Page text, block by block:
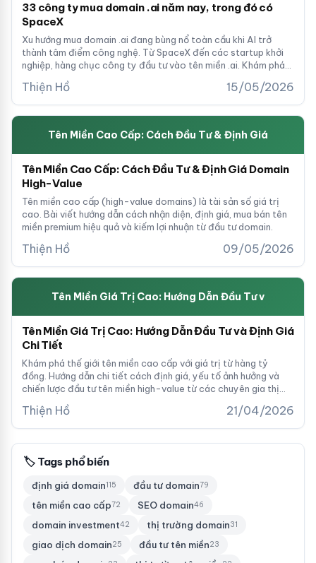
33 công ty mua domain .ai năm nay, trong đó có
SpaceX
Xu hướng mua domain .ai đang bùng nổ toàn cầu khi AI trở
thành tâm điểm công nghệ. Từ SpaceX đến các startup khởi
nghiệp, hàng chục công ty đầu tư vào tên miền .ai. Khám phá
Thiện Hồ 15/05/2026
Tên Miền Cao Cấp: Cách Đầu Tư & Định Giá
Tên Miền Cao Cấp: Cách Đầu Tư & Định Giá Domain
High-Value
Tên miền cao cấp (high-value domains) là tài sản số giá trị
cao. Bài viết hướng dẫn cách nhận diện, định giá, mua bán tên
miền premium hiệu quả và kiếm lợi nhuận từ đầu tư domain.
Thiện Hồ 09/05/2026
Tên Miền Giá Trị Cao: Hướng Dẫn Đầu Tư v
Tên Miền Giá Trị Cao: Hướng Dẫn Đầu Tư và Định Giá
Chi Tiết
Khám phá thế giới tên miền cao cấp với giá trị từ hàng tỷ
đồng. Hướng dẫn chi tiết cách định giá, yếu tố ảnh hưởng và
chiến lược đầu tư tên miền high-value từ các chuyên gia thị
Thiện Hồ 21/04/2026
🏷 Tags phổ biến
định giá domain115 đầu tư domain79
tên miền cao cấp72 SEO domain46
domain investment42 thị trường domain31
giao dịch domain25 đầu tư tên miền23